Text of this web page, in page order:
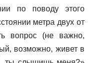
по поводу этого
метра двух от
вопрос (не важно,
возможно, живет в